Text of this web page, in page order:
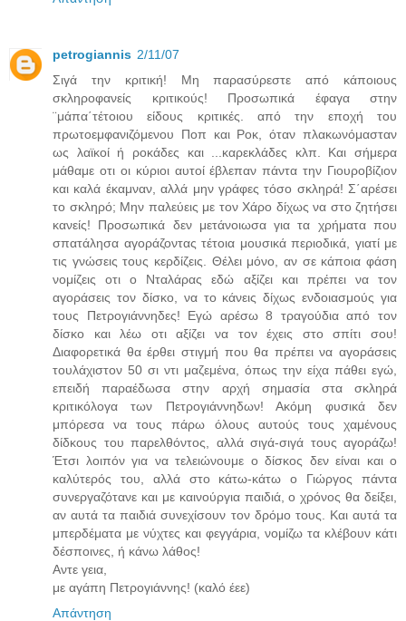
petrogiannis 2/11/07
Σιγά την κριτική! Μη παρασύρεστε από κάποιους
σκληροφανείς κριτικούς! Προσωπικά έφαγα στην
¨μάπα΄τέτοιου είδους κριτικές. από την εποχή του
πρωτοεμφανιζόμενου Ποπ και Ροκ, όταν πλακωνόμασταν
ως λαϊκοί ή ροκάδες και ...καρεκλάδες κλπ. Και σήμερα
μάθαμε οτι οι κύριοι αυτοί έβλεπαν πάντα την Γιουροβίζιον
και καλά έκαμναν, αλλά μην γράφες τόσο σκληρά! Σ΄αρέσει
το σκληρό; Μην παλεύεις με τον Χάρο δίχως να στο ζητήσει
κανείς! Προσωπικά δεν μετάνοιωσα για τα χρήματα που
σπατάλησα αγοράζοντας τέτοια μουσικά περιοδικά, γιατί με
τις γνώσεις τους κερδίζεις. Θέλει μόνο, αν σε κάποια φάση
νομίζεις οτι ο Νταλάρας εδώ αξίζει και πρέπει να τον
αγοράσεις τον δίσκο, να το κάνεις δίχως ενδοιασμούς για
τους Πετρογιάννηδες! Εγώ αρέσω 8 τραγούδια από τον
δίσκο και λέω οτι αξίζει να τον έχεις στο σπίτι σου!
Διαφορετικά θα έρθει στιγμή που θα πρέπει να αγοράσεις
τουλάχιστον 50 σι ντι μαζεμένα, όπως την είχα πάθει εγώ,
επειδή παραέδωσα στην αρχή σημασία στα σκληρά
κριτικόλογα των Πετρογιάννηδων! Ακόμη φυσικά δεν
μπόρεσα να τους πάρω όλους αυτούς τους χαμένους
δίδκους του παρελθόντος, αλλά σιγά-σιγά τους αγοράζω!
Έτσι λοιπόν για να τελειώνουμε ο δίσκος δεν είναι και ο
καλύτερός του, αλλά στο κάτω-κάτω ο Γιώργος πάντα
συνεργαζότανε και με καινούργια παιδιά, ο χρόνος θα δείξει,
αν αυτά τα παιδιά συνεχίσουν τον δρόμο τους. Και αυτά τα
μπερδέματα με νύχτες και φεγγάρια, νομίζω τα κλέβουν κάτι
δέσποινες, ή κάνω λάθος!
Αντε γεια,
με αγάπη Πετρογιάννης! (καλό έεε)
Απάντηση